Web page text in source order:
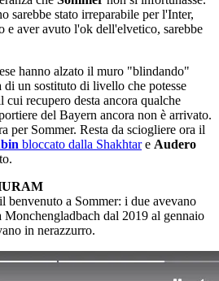
sarebbe stato irreparabile per l'Inter,
e aver avuto l'ok dell'elvetico, sarebbe
hanno alzato il muro "blindando"
di un sostituto di livello che potesse
recupero desta ancora qualche
del Bayern ancora non è arrivato.
per Sommer. Resta da sciogliere ora il
bloccato dalla Shakhtare Audero
benvenuto a Sommer: i due avevano
Monchengladbach dal 2019 al gennaio
in nerazzurro.